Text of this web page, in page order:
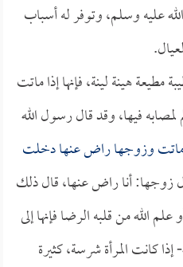
عليه وسلم، وتوفر له أسباب
مطيعة هينة لينة، فإنها إذا ماتت
فيها، وقد قال رسول الله
ماتت وزوجها راض عنها دخلت
زوجها: أنا راض عنها، قال ذلك
علم الله من قلبه الرضا فإنها إلى
كانت المرأة شرسة، كثيرة